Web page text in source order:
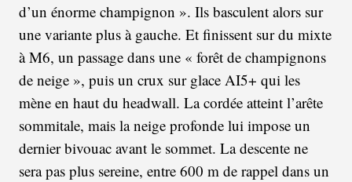
d’un énorme champignon ». Ils basculent alors sur
une variante plus à gauche. Et finissent sur du mixte
à M6, un passage dans une « forêt de champignons
de neige », puis un crux sur glace AI5+ qui les
mène en haut du headwall. La cordée atteint l’arête
sommitale, mais la neige profonde lui impose un
dernier bivouac avant le sommet. La descente ne
sera pas plus sereine, entre 600 m de rappel dans un